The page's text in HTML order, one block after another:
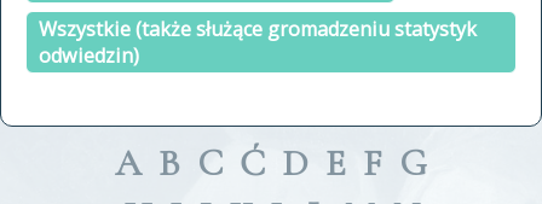
Wszystkie (także służące gromadzeniu statystyk
odwiedzin)
a fronte
a tergo
A B C Ć D E F G